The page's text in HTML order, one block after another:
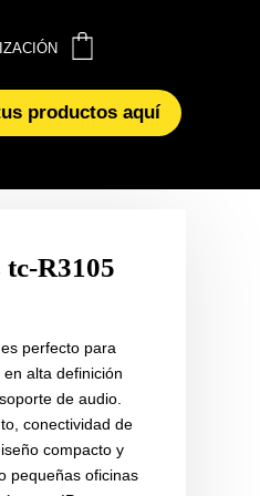
productos aquí
productos aquí
tc-R3105
perfecto para
alta definición
de audio.
conectividad de
compacto y
pequeñas oficinas